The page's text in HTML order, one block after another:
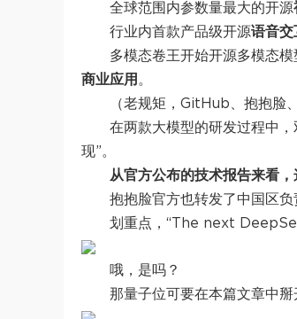
全球范围内参数量最大的开源
行业内首款产品级开源语音
多模态卷王开始开源多模态
商业应用 。
（老规矩，GitHub、抱抱脸
在两款大模型的研发过程中
现”。
从官方公布的技术报告来看
抱抱脸官方也转发了中国区负
划重点，“The next
哦，是吗？
那量子位可要在本篇文章中